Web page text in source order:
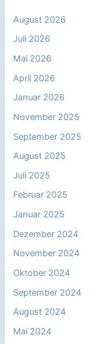
August 2026
Juli 2026
Mai 2026
April 2026
Januar 2026
November 2025
September 2025
August 2025
Juli 2025
Februar 2025
Januar 2025
Dezember 2024
November 2024
Oktober 2024
September 2024
August 2024
Mai 2024